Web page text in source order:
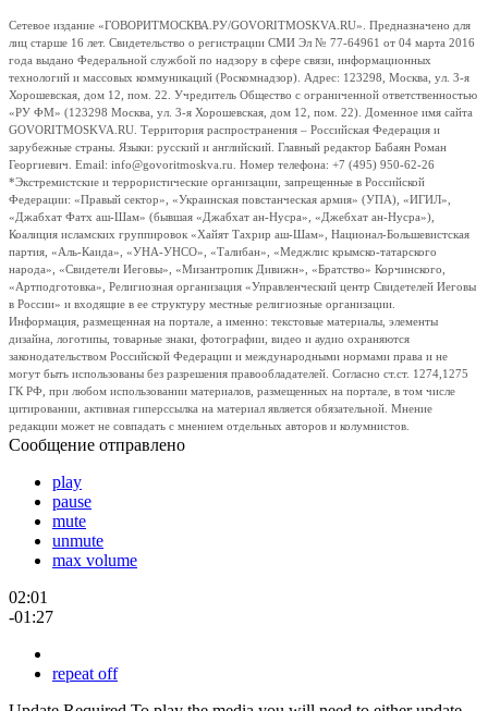
Сетевое издание «ГОВОРИТМОСКВА.РУ/GOVORITMOSKVA.RU». Предназначено для
лиц старше 16 лет. Свидетельство о регистрации СМИ Эл № 77-64961 от 04 марта 2016
года выдано Федеральной службой по надзору в сфере связи, информационных
технологий и массовых коммуникаций (Роскомнадзор). Адрес: 123298, Москва, ул. 3-я
Хорошевская, дом 12, пом. 22. Учредитель Общество с ограниченной ответственностью
«РУ ФМ» (123298 Москва, ул. 3-я Хорошевская, дом 12, пом. 22). Доменное имя сайта
GOVORITMOSKVA.RU. Территория распространения – Российская Федерация и
зарубежные страны. Языки: русский и английский. Главный редактор Бабаян Роман
Георгиевич. Email: info@govoritmoskva.ru. Номер телефона: +7 (495) 950-62-26
*Экстремистские и террористические организации, запрещенные в Российской
Федерации: «Правый сектор», «Украинская повстанческая армия» (УПА), «ИГИЛ»,
«Джабхат Фатх аш-Шам» (бывшая «Джабхат ан-Нусра», «Джебхат ан-Нусра»),
Коалиция исламских группировок «Хайят Тахрир аш-Шам», Национал-Большевистская
партия, «Аль-Каида», «УНА-УНСО», «Талибан», «Меджлис крымско-татарского
народа», «Свидетели Иеговы», «Мизантропик Дивижн», «Братство» Корчинского,
«Артподготовка», Религиозная организация «Управленческий центр Свидетелей Иеговы
в России» и входящие в ее структуру местные религиозные организации.
Информация, размещенная на портале, а именно: текстовые материалы, элементы
дизайна, логотипы, товарные знаки, фотографии, видео и аудио охраняются
законодательством Российской Федерации и международными нормами права и не
могут быть использованы без разрешения правообладателей. Согласно ст.ст. 1274,1275
ГК РФ, при любом использовании материалов, размещенных на портале, в том числе
цитировании, активная гиперссылка на материал является обязательной. Мнение
редакции может не совпадать с мнением отдельных авторов и колумнистов.
Сообщение отправлено
play
pause
mute
unmute
max volume
02:01
-01:27
repeat off